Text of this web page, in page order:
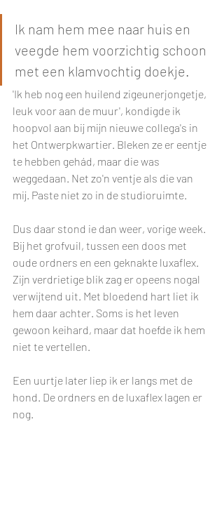
Ik nam hem mee naar huis en
veegde hem voorzichtig schoon
met een klamvochtig doekje.
'Ik heb nog een huilend zigeunerjongetje,
leuk voor aan de muur', kondigde ik
hoopvol aan bij mijn nieuwe collega's in
het Ontwerpkwartier. Bleken ze er eentje
te hebben gehád, maar die was
weggedaan. Net zo'n ventje als die van
mij. Paste niet zo in de studioruimte.
Dus daar stond ie dan weer, vorige week.
Bij het grofvuil, tussen een doos met
oude ordners en een geknakte luxaflex.
Zijn verdrietige blik zag er opeens nogal
verwijtend uit. Met bloedend hart liet ik
hem daar achter. Soms is het leven
gewoon keihard, maar dat hoefde ik hem
niet te vertellen.
Een uurtje later liep ik er langs met de
hond. De ordners en de luxaflex lagen er
nog.